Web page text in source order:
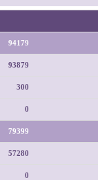
94179
93879
300
0
79399
57280
0